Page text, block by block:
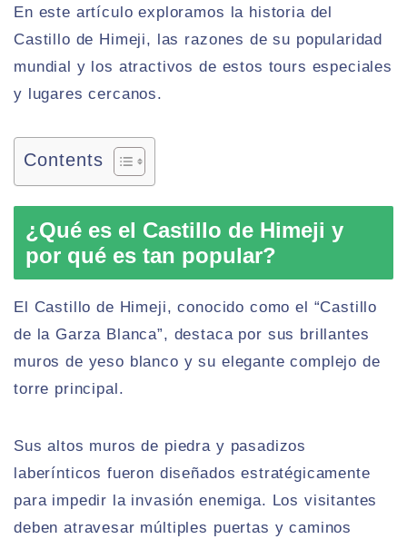
En este artículo exploramos la historia del
Castillo de Himeji, las razones de su popularidad
mundial y los atractivos de estos tours especiales
y lugares cercanos.
Contents
¿Qué es el Castillo de Himeji y
por qué es tan popular?
El Castillo de Himeji, conocido como el “Castillo
de la Garza Blanca”, destaca por sus brillantes
muros de yeso blanco y su elegante complejo de
torre principal.
Sus altos muros de piedra y pasadizos
laberínticos fueron diseñados estratégicamente
para impedir la invasión enemiga. Los visitantes
deben atravesar múltiples puertas y caminos